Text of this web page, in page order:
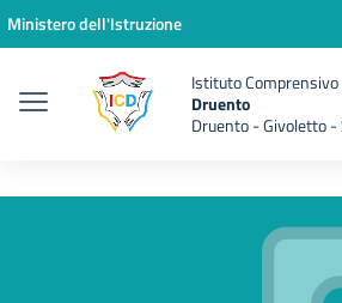
Vai ai contenuti
Vai al menu di navigazione
Vai al footer
Ministero dell'Istruzione
Istituto Comprensivo
Druento
Druento - Givoletto -